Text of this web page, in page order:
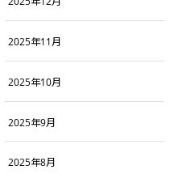
2025年11月
2025年10月
2025年9月
2025年8月